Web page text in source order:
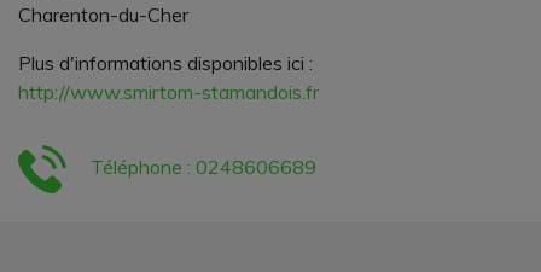
Charenton-du-Cher
Plus d'informations disponibles ici :
http://www.smirtom-stamandois.fr
Téléphone : 0248606689